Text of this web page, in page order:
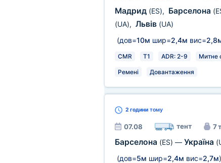
Мадрид (ES), Барселона
(UA), Львів (UA)
(дов=10м шир=2,4м вис=
CMR T1 ADR: 2-9 Митне
Ремені Довантаження
2 годинитому
07.08 тент 7 т
Барселона (ES) — Україна
(дов=5м шир=2,4м вис=2,7м)